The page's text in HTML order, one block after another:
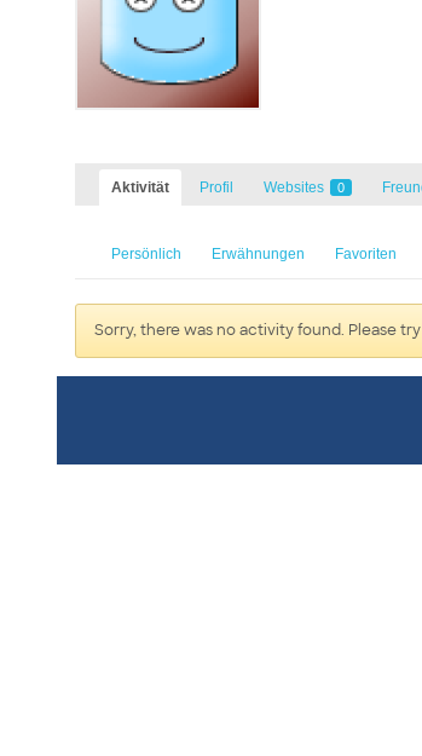
Aktivität Profil Websites 0
Persönlich Erwähnungen Favoriten
Sorry, there was no activity found. Please